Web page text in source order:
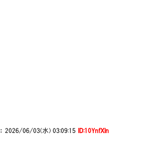
：2026/06/03(水) 03:09:15 ID:10YnfXln